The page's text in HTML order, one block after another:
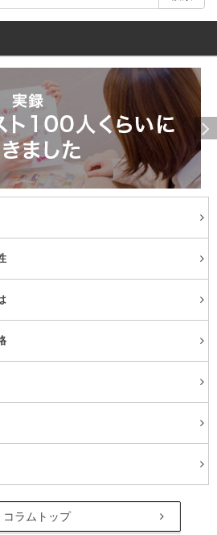
店舗情報を見る
なきらびやかで豪華な店内のSyiSyu。
トが集結する実力派サロンです。
つクオリティの高い仕上がりになるの
ネイリストだけが施術をしているから
る定額プランもあり、料金設定が分か
が高いSyiSyuの魅力の一つです。
、長さや形にこだわるお客様にもおす
たりする事なく持ちも良いので助かり
コラムトップ